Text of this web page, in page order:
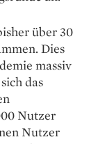
über 30
Dies
massiv
das
Nutzer
Nutzer